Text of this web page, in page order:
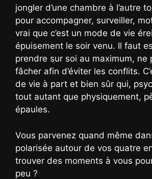
jongler d’une chambre à l’autre
pour accompagner, surveiller,
vrai que c’est un mode de vie
épuisement le soir venu. Il faut
prendre sur soi au maximum, ne
fâcher afin d’éviter les conflits.
de vie à part et bien sûr qui,
tout autant que physiquement,
épaules.
Vous parvenez quand même
polarisée autour de vos quatre
trouver des moments à vous
peu ?